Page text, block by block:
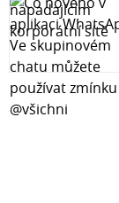
Minifigurka hráče
Výstavní
Návod ke stavění